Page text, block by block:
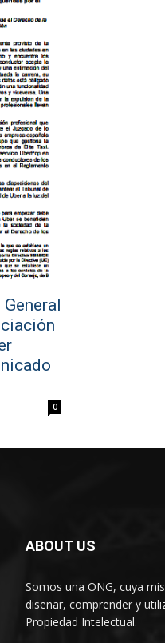
0
ABOUT US
Somos una ONG, cuya
diseñar, comprender y
Propiedad Intelectual.